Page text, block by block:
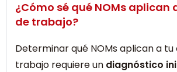
¿Cómo sé qué NOMs aplican
de trabajo?
Determinar qué NOMs aplican a
trabajo requiere un diagnóstico